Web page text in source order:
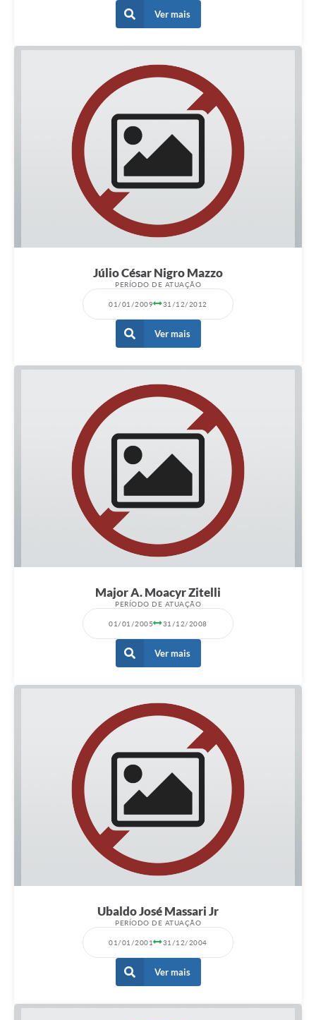
Ver mais
Júlio César Nigro Mazzo
PERÍODO DE ATUAÇÃO
01/01/2009 31/12/2012
Ver mais
Major A. Moacyr Zitelli
PERÍODO DE ATUAÇÃO
01/01/2005 31/12/2008
Ver mais
Ubaldo José Massari Jr
PERÍODO DE ATUAÇÃO
01/01/2001 31/12/2004
Ver mais